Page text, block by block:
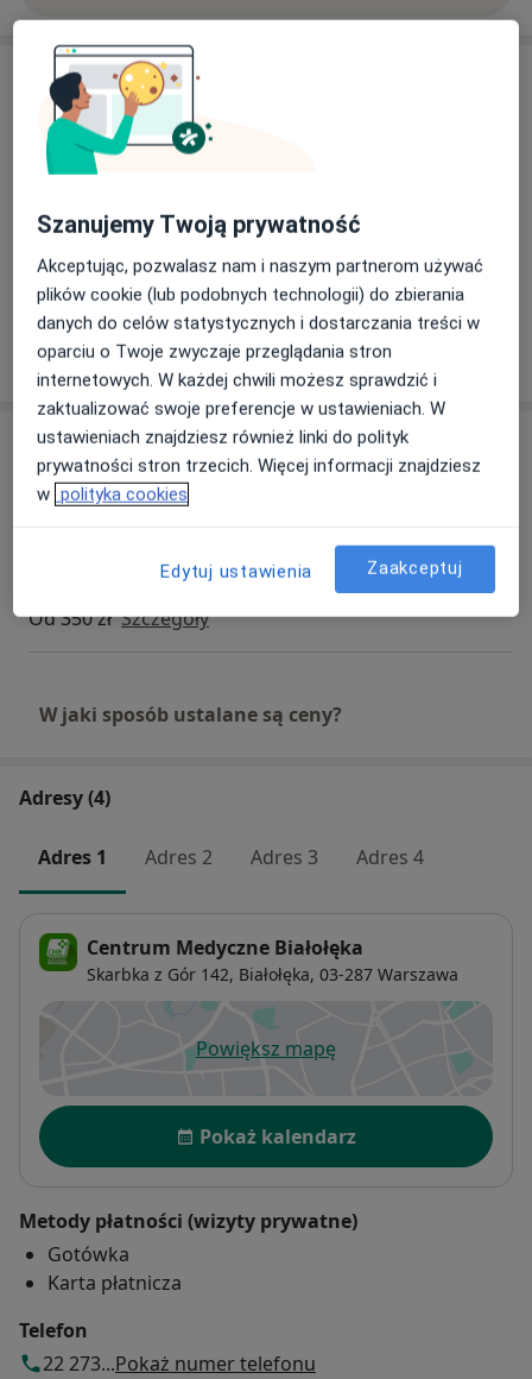
/ współautor /
Obecnie pracuję jako Starszy Asystent w Szpitalu
Dziecięcym im. prof. dr med. Jana Bogdanowicza w
Warszawie przy ul. Niekłańskiej 4/24.
Aktualności
lek. Magdalena Rakowska
Książkowa 9, 03-287 Warszawa
Nie zajmuje się leczeniem zawrotów głowy i
zaburzeń równowagi.
27/02/2025
Pokaż więcej aktualności (2)
Usługi i ceny
Konsultacja laryngologiczna
Konsultacja laryngologiczna dzieci
Od 350 zł Szczegóły
W jaki sposób ustalane są ceny?
Adresy (4)
Adres 1 Adres 2 Adres 3 Adres 4
Centrum Medyczne Białołęka
Skarbka z Gór 142, Białołęka, 03-287 Warszawa
Powiększ mapęotwiera się w nowej karcie
Dostępność
Pokaż kalendarz
Metody płatności (wizyty prywatne)
Gotówka
Karta płatnicza
Telefon
22 273...Pokaż numer telefonu
Szanujemy Twoją prywatność
Akceptując, pozwalasz nam i naszym partnerom używać
plików cookie (lub podobnych technologii) do zbierania
danych do celów statystycznych i dostarczania treści w
oparciu o Twoje zwyczaje przeglądania stron
internetowych. W każdej chwili możesz sprawdzić i
zaktualizować swoje preferencje w ustawieniach. W
ustawieniach znajdziesz również linki do polityk
prywatności stron trzecich. Więcej informacji znajdziesz
w polityka cookies
Edytuj ustawienia Zaakceptuj